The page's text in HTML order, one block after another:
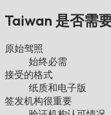
Taiwan 是否需
原始驾照
始终必需
接受的格式
纸质和电子版
签发机构很重要